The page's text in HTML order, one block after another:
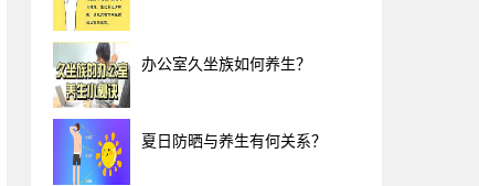
办公室久坐族如何养生？
夏日防晒与养生有何关系？